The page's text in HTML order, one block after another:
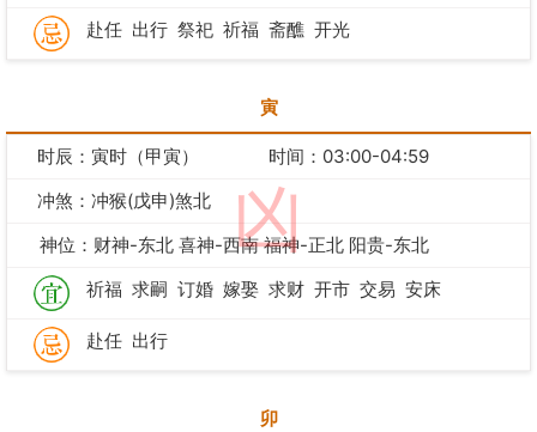
赴任 出行 祭祀 祈福 斋醮 开光
寅
凶
时辰：寅时（甲寅）
时间：03:00-04:59
冲煞：冲猴(戊申)煞北
神位：财神-东北 喜神-西南 福神-正北 阳贵-东北
祈福 求嗣 订婚 嫁娶 求财 开市 交易 安床
赴任 出行
卯